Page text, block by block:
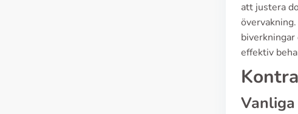
att justera
biverkningar
effektiv
Vanliga